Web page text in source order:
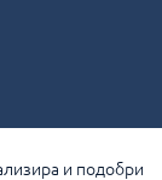
и подобри